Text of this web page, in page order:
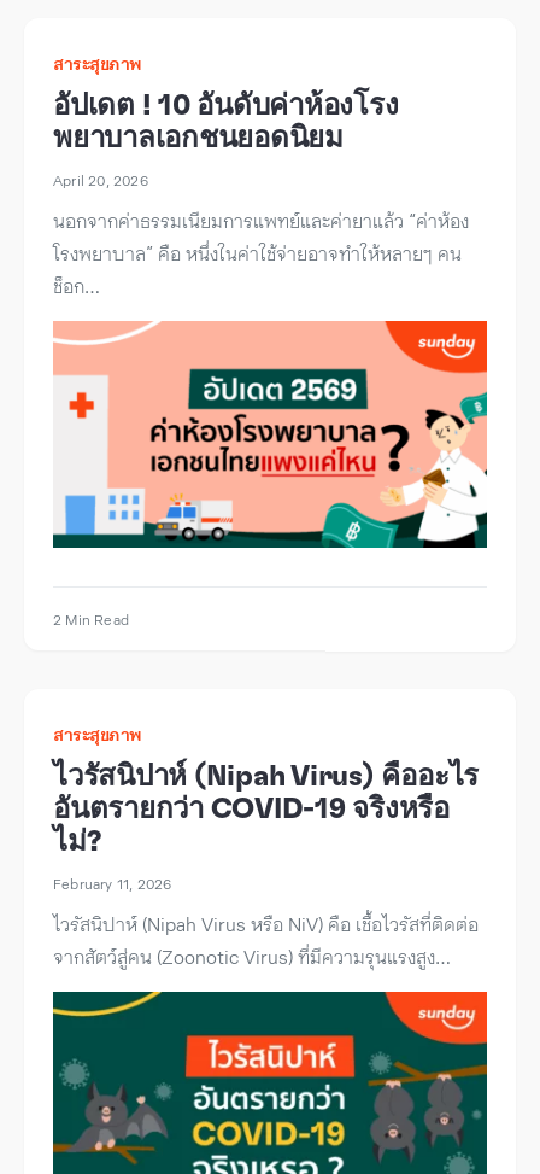
สาระสุขภาพ
อัปเดต ! 10 อันดับค่าห้องโรง
พยาบาลเอกชนยอดนิยม
April 20, 2026
นอกจากค่าธรรมเนียมการแพทย์และค่ายาแล้ว “ค่าห้อง
โรงพยาบาล” คือ หนึ่งในค่าใช้จ่ายอาจทำให้หลายๆ คน
ช็อก…
2 Min Read
สาระสุขภาพ
ไวรัสนิปาห์ (Nipah Virus) คืออะไร
อันตรายกว่า COVID-19 จริงหรือ
ไม่?
February 11, 2026
ไวรัสนิปาห์ (Nipah Virus หรือ NiV) คือ เชื้อไวรัสที่ติดต่อ
จากสัตว์สู่คน (Zoonotic Virus) ที่มีความรุนแรงสูง…